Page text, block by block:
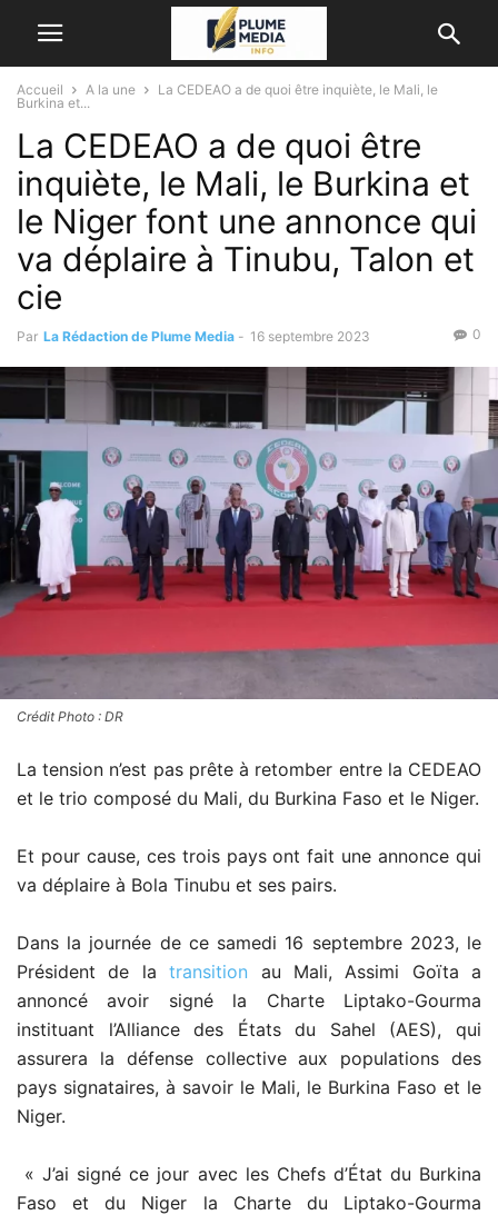
Accueil A la une
La CEDEAO a de quoi être inquiète, le Mali, le
Burkina et...
La CEDEAO a de quoi être
inquiète, le Mali, le Burkina et
le Niger font une annonce qui
va déplaire à Tinubu, Talon et
cie
Par La Rédaction de Plume Media - 16 septembre 2023 0
Crédit Photo : DR
La tension n’est pas prête à retomber entre la CEDEAO
et le trio composé du Mali, du Burkina Faso et le Niger.
Et pour cause, ces trois pays ont fait une annonce qui
va déplaire à Bola Tinubu et ses pairs.
Dans la journée de ce samedi 16 septembre 2023, le
Président de latransition au Mali, Assimi Goïta a
annoncé avoir signé la Charte Liptako-Gourma
instituant l’Alliance des États du Sahel (AES), qui
assurera la défense collective aux populations des
pays signataires, à savoir le Mali, le Burkina Faso et le
Niger.
« J’ai signé ce jour avec les Chefs d’État du Burkina
Faso et du Niger la Charte du Liptako-Gourma